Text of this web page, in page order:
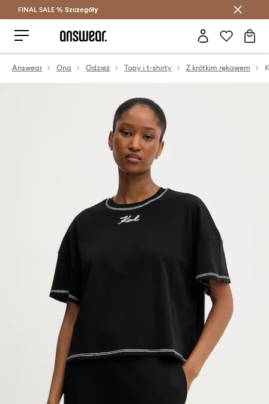
Oszczędzaj z Answear Club >
FINAL SALE % Szczegóły
Answear Ona Odzież Topy i t-shirty Z krótkim rękawem